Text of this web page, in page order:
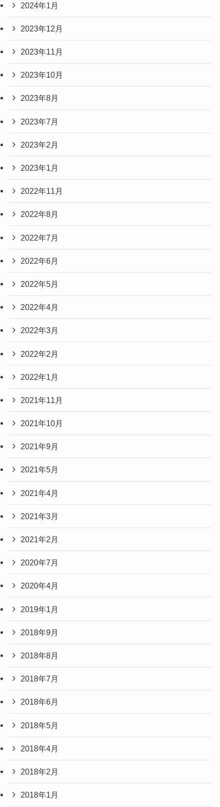
2024年1月
2023年12月
2023年11月
2023年10月
2023年8月
2023年7月
2023年2月
2023年1月
2022年11月
2022年8月
2022年7月
2022年6月
2022年5月
2022年4月
2022年3月
2022年2月
2022年1月
2021年11月
2021年10月
2021年9月
2021年5月
2021年4月
2021年3月
2021年2月
2020年7月
2020年4月
2019年1月
2018年9月
2018年8月
2018年7月
2018年6月
2018年5月
2018年4月
2018年2月
2018年1月